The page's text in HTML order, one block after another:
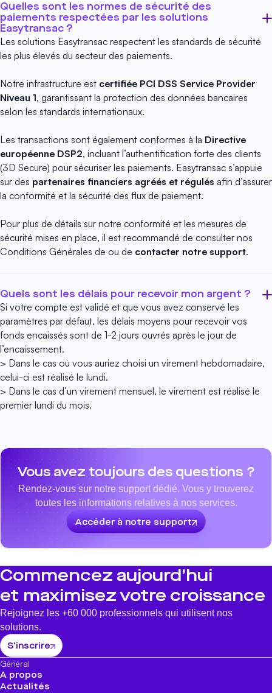
Quelles sont les normes de sécurité des
paiements respectées par les solutions
Easytransac ?
Les solutions Easytransac respectent les standards de sécurité
les plus élevés du secteur des paiements.
Notre infrastructure est certifiée PCI DSS Service Provider
Niveau 1, garantissant la protection des données bancaires
selon les standards internationaux.
Les transactions sont également conformes à la Directive
européenne DSP2, incluant l’authentification forte des clients
(3D Secure) pour sécuriser les paiements. Easytransac s’appuie
sur des partenaires financiers agréés et régulés afin d’assurer
la conformité et la sécurité des flux de paiement.
Pour plus de détails sur notre conformité et les mesures de
sécurité mises en place, il est recommandé de consulter nos
Conditions Générales de ou de contacter notre support.
Quels sont les délais pour recevoir mon argent ?
Si votre compte est validé et que vous avez conservé les
paramètres par défaut, les délais moyens pour recevoir vos
fonds encaissés sont de 1-2 jours ouvrés après le jour de
l’encaissement.
> Dans le cas où vous auriez choisi un virement hebdomadaire,
celui-ci est réalisé le lundi.
> Dans le cas d’un virement mensuel, le virement est réalisé le
premier lundi du mois.
Vous avez toujours des questions ?
Rendez-vous sur notre support dédié. Vous y trouverez
toutes les informations relatives à nos services.
Accéder à notre support
Commencez aujourd’hui
et maximisez votre croissance
Rejoignez les +60 000 professionnels qui utilisent nos
solutions.
S'inscrire
Général
A propos
Actualités